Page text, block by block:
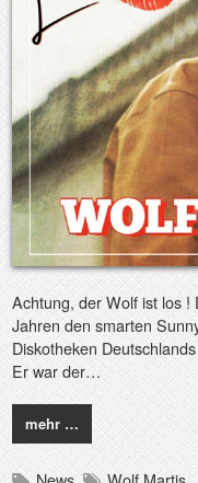
Achtung, der Wolf ist los !
Jahren den smarten
Diskotheken
Er war der…
mehr …